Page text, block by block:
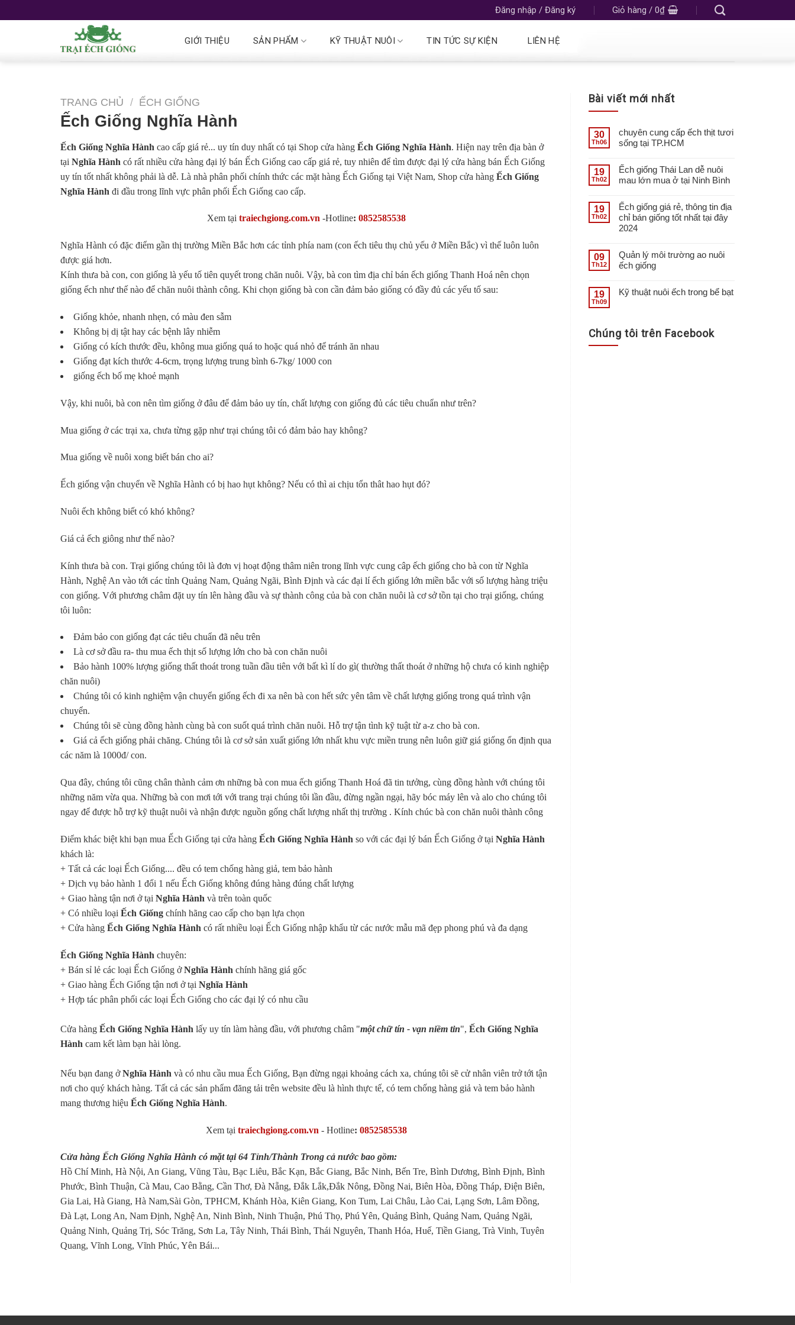
Đăng nhập / Đăng ký Giỏ hàng / 0₫
GIỚI THIỆU SẢN PHẨM KỸ THUẬT NUÔI TIN TỨC SỰ KIỆN LIÊN HỆ
TRANG CHỦ / ẾCH GIỐNG
Ếch Giống Nghĩa Hành
Ếch Giống Nghĩa Hành cao cấp giá rẻ... uy tín duy nhất có tại Shop cửa hàng Ếch Giống Nghĩa Hành. Hiện nay trên địa bàn ở
tại Nghĩa Hành có rất nhiều cửa hàng đại lý bán Ếch Giống cao cấp giá rẻ, tuy nhiên để tìm được đại lý cửa hàng bán Ếch Giống
uy tín tốt nhất không phải là dễ. Là nhà phân phối chính thức các mặt hàng Ếch Giống tại Việt Nam, Shop cửa hàng Ếch Giống
Nghĩa Hành đi đầu trong lĩnh vực phân phối Ếch Giống cao cấp.
Xem tại traiechgiong.com.vn -Hotline: 0852585538
Nghĩa Hành có đặc điểm gần thị trường Miền Bắc hơn các tỉnh phía nam (con ếch tiêu thụ chủ yếu ở Miền Bắc) vì thế luôn luôn
được giá hơn.
Kính thưa bà con, con giống là yếu tố tiên quyết trong chăn nuôi. Vậy, bà con tìm địa chỉ bán ếch giống Thanh Hoá nên chọn
giống ếch như thế nào để chăn nuôi thành công. Khi chọn giống bà con cần đảm bảo giống có đầy đủ các yếu tố sau:
Giống khỏe, nhanh nhẹn, có màu đen sẫm
Không bị dị tật hay các bệnh lây nhiễm
Giống có kích thước đều, không mua giống quá to hoặc quá nhỏ để tránh ăn nhau
Giống đạt kích thước 4-6cm, trọng lượng trung bình 6-7kg/ 1000 con
giống ếch bố mẹ khoẻ mạnh
Vậy, khi nuôi, bà con nên tìm giống ở đâu để đảm bảo uy tín, chất lượng con giống đủ các tiêu chuẩn như trên?
Mua giống ở các trại xa, chưa từng gặp như trại chúng tôi có đảm bảo hay không?
Mua giống về nuôi xong biết bán cho ai?
Ếch giống vận chuyển về Nghĩa Hành có bị hao hụt không? Nếu có thì ai chịu tổn thât hao hụt đó?
Nuôi ếch không biết có khó không?
Giá cả ếch giông như thế nào?
Kính thưa bà con. Trại giống chúng tôi là đơn vị hoạt động thâm niên trong lĩnh vực cung câp ếch giống cho bà con từ Nghĩa
Hành, Nghệ An vào tới các tỉnh Quảng Nam, Quảng Ngãi, Bình Định và các đại lí ếch giống lớn miền bắc với số lượng hàng triệu
con giống. Với phương châm đặt uy tín lên hàng đầu và sự thành công của bà con chăn nuôi là cơ sở tồn tại cho trại giống, chúng
tôi luôn:
Đảm bảo con giống đạt các tiêu chuẩn đã nêu trên
Là cơ sở đầu ra- thu mua ếch thịt số lượng lớn cho bà con chăn nuôi
Bảo hành 100% lượng giống thất thoát trong tuần đầu tiên với bất kì lí do gì( thường thất thoát ở những hộ chưa có kinh nghiệp
chăn nuôi)
Chúng tôi có kinh nghiệm vận chuyển giống ếch đi xa nên bà con hết sức yên tâm về chất lượng giống trong quá trình vận
chuyển.
Chúng tôi sẽ cùng đồng hành cùng bà con suốt quá trình chăn nuôi. Hỗ trợ tận tình kỹ tuật từ a-z cho bà con.
Giá cả ếch giống phải chăng. Chúng tôi là cơ sở sản xuất giống lớn nhất khu vực miền trung nên luôn giữ giá giống ổn định qua
các năm là 1000đ/ con.
Qua đây, chúng tôi cũng chân thành cảm ơn những bà con mua ếch giống Thanh Hoá đã tin tưởng, cùng đồng hành với chúng tôi
những năm vừa qua. Những bà con mơi tới với trang trại chúng tôi lần đầu, đừng ngần ngại, hãy bóc máy lên và alo cho chúng tôi
ngay để được hỗ trợ kỹ thuật nuôi và nhận được nguồn gống chất lượng nhất thị trường . Kính chúc bà con chăn nuôi thành công
Điểm khác biệt khi bạn mua Ếch Giống tại cửa hàng Ếch Giống Nghĩa Hành so với các đại lý bán Ếch Giống ở tại Nghĩa Hành
khách là:
+ Tất cả các loại Ếch Giống.... đều có tem chống hàng giả, tem bảo hành
+ Dịch vụ bảo hành 1 đổi 1 nếu Ếch Giống không đúng hàng đúng chất lượng
+ Giao hàng tận nơi ở tại Nghĩa Hành và trên toàn quốc
+ Có nhiều loại Ếch Giống chính hãng cao cấp cho bạn lựa chọn
+ Cửa hàng Ếch Giống Nghĩa Hành có rất nhiều loại Ếch Giống nhập khẩu từ các nước mẫu mã đẹp phong phú và đa dạng
Ếch Giống Nghĩa Hành chuyên:
+ Bán sỉ lẻ các loại Ếch Giống ởNghĩa Hành chính hãng giá gốc
+ Giao hàng Ếch Giống tận nơi ở tại Nghĩa Hành
+ Hợp tác phân phối các loại Ếch Giống cho các đại lý có nhu cầu
Cửa hàng Ếch Giống Nghĩa Hành lấy uy tín làm hàng đầu, với phương châm "một chữ tín - vạn niềm tin", Ếch Giống Nghĩa
Hành cam kết làm bạn hài lòng.
Nếu bạn đang ởNghĩa Hành và có nhu cầu mua Ếch Giống, Bạn đừng ngại khoảng cách xa, chúng tôi sẽ cử nhân viên trở tới tận
nơi cho quý khách hàng. Tất cả các sản phẩm đăng tải trên website đều là hình thực tế, có tem chống hàng giả và tem bảo hành
mang thương hiệu Ếch Giống Nghĩa Hành.
Xem tại traiechgiong.com.vn - Hotline: 0852585538
Cửa hàng Ếch Giống Nghĩa Hành có mặt tại 64 Tỉnh/Thành Trong cả nước bao gồm:
Hồ Chí Minh, Hà Nội, An Giang, Vũng Tàu, Bạc Liêu, Bắc Kạn, Bắc Giang, Bắc Ninh, Bến Tre, Bình Dương, Bình Định, Bình
Phước, Bình Thuận, Cà Mau, Cao Bằng, Cần Thơ, Đà Nẵng, Đắk Lắk,Đắk Nông, Đồng Nai, Biên Hòa, Đồng Tháp, Điện Biên,
Gia Lai, Hà Giang, Hà Nam,Sài Gòn, TPHCM, Khánh Hòa, Kiên Giang, Kon Tum, Lai Châu, Lào Cai, Lạng Sơn, Lâm Đồng,
Đà Lạt, Long An, Nam Định, Nghệ An, Ninh Bình, Ninh Thuận, Phú Thọ, Phú Yên, Quảng Bình, Quảng Nam, Quảng Ngãi,
Quảng Ninh, Quảng Trị, Sóc Trăng, Sơn La, Tây Ninh, Thái Bình, Thái Nguyên, Thanh Hóa, Huế, Tiền Giang, Trà Vinh, Tuyên
Quang, Vĩnh Long, Vĩnh Phúc, Yên Bái...
Bài viết mới nhất
30
Th06
chuyên cung cấp ếch thịt tươi
sống tại TP.HCM
19
Th02
Ếch giống Thái Lan dễ nuôi
mau lớn mua ở tại Ninh Bình
19
Th02
Ếch giống giá rẻ, thông tin địa
chỉ bán giống tốt nhất tại đây
2024
09
Th12
Quản lý môi trường ao nuôi
ếch giống
19
Th09
Kỹ thuật nuôi ếch trong bể bạt
Chúng tôi trên Facebook